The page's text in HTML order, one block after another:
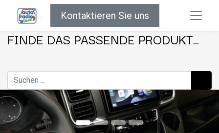
Kontaktieren Sie uns
FINDE DAS PASSENDE PRODUKT...